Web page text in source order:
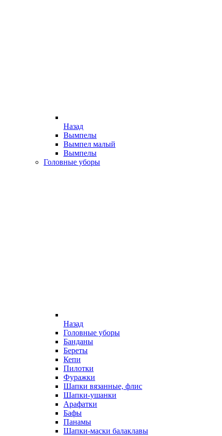
Назад
Вымпелы
Вымпел малый
Вымпелы
Головные уборы
Назад
Головные уборы
Банданы
Береты
Кепи
Пилотки
Фуражки
Шапки вязанные, флис
Шапки-ушанки
Арафатки
Бафы
Панамы
Шапки-маски балаклавы